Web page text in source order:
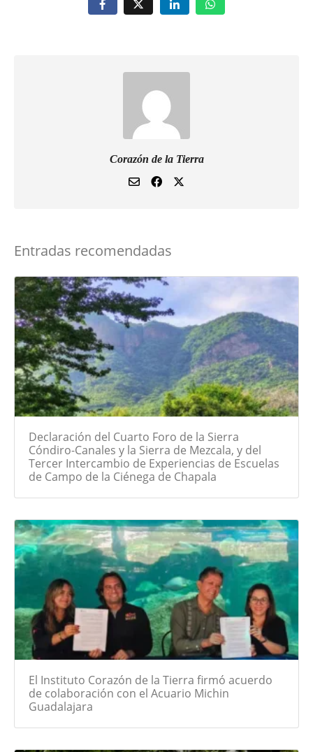
Corazón de la Tierra
Entradas recomendadas
Declaración del Cuarto Foro de la Sierra
Cóndiro-Canales y la Sierra de Mezcala, y del
Tercer Intercambio de Experiencias de Escuelas
de Campo de la Ciénega de Chapala
El Instituto Corazón de la Tierra firmó acuerdo
de colaboración con el Acuario Michin
Guadalajara